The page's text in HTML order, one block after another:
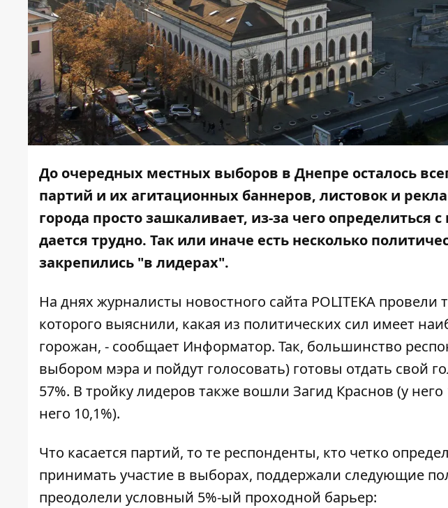
До очередных местных выборов в Днепре осталось
партий и их агитационных баннеров, листовок и
города просто зашкаливает, из-за чего
дается трудно. Так или иначе есть несколько
закрепились "в лидерах".
На днях журналисты новостного сайта POLITEKA провели
которого выяснили, какая из политических сил имеет
горожан, - сообщает Информатор. Так, большинство
выбором мэра и пойдут голосовать) готовы отдать свой
57%. В тройку лидеров также вошли Загид Краснов (у
него 10,1%).
Что касается партий, то те респонденты, кто четко
принимать участие в выборах, поддержали следующие
преодолели условный 5%-ый проходной барьер: